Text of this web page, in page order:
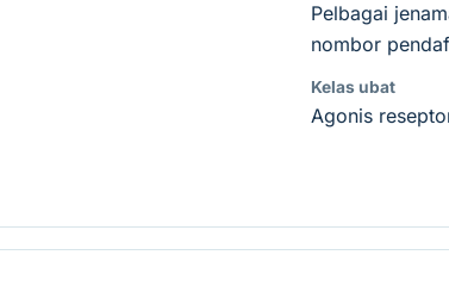
Pelbagai
nombor
Kelas ubat
Agonis